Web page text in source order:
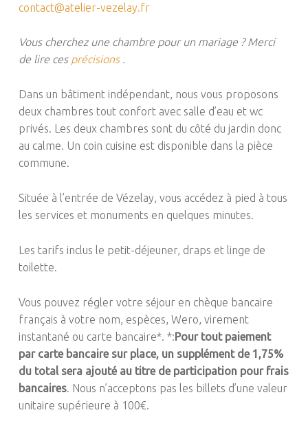
contact@atelier-vezelay.fr
Vous cherchez une chambre pour un mariage ? Merci
de lire ces précisions.
Dans un bâtiment indépendant, nous vous proposons
deux chambres tout confort avec salle d’eau et wc
privés. Les deux chambres sont du côté du jardin donc
au calme. Un coin cuisine est disponible dans la pièce
commune.
Située à l’entrée de Vézelay, vous accédez à pied à tous
les services et monuments en quelques minutes.
Les tarifs inclus le petit-déjeuner, draps et linge de
toilette.
Vous pouvez régler votre séjour en chèque bancaire
français à votre nom, espèces, Wero, virement
instantané ou carte bancaire*. *:Pour tout paiement
par carte bancaire sur place, un supplément de 1,75%
du total sera ajouté au titre de participation pour frais
bancaires. Nous n’acceptons pas les billets d’une valeur
unitaire supérieure à 100€.